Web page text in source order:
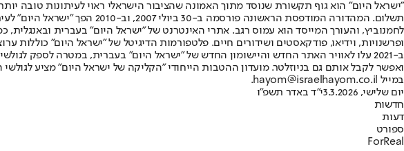
"ישראל היום" הוא גוף תקשורת שנוסד מתוך האמונה שהציבור הישראלי ראוי לעיתונות טובה
תשלום. המהדורה המודפסת
ופרשנויות, וידיאו, פודקאסטים ושידורים חיים. פלטפורמות הדיגיטל של "ישראל היום" כוללות
ב-2021 עלו לאוויר האתר החדש והיישומון החדש של "ישראל היום" בעברית, במטרה לספק
ואפשר לקבל אותם גם בניוזלטר. מועדון ההטבות הייחודי "הקליקה של ישראל היום" מציע
במייל hayom@israelhayom.co.il.
יום שלישי, 3.3.2026
י"ד באדר תשפ"ו
חדשות
דעות
ספורט
ForReal